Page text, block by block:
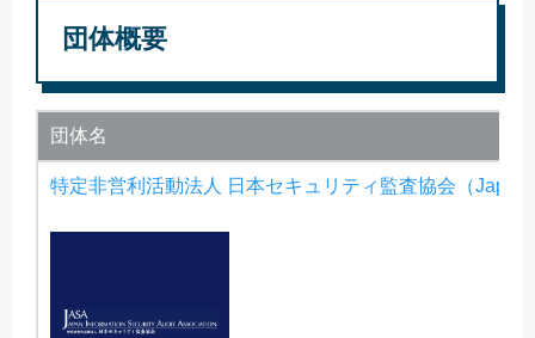
団体概要
団体名
特定非営利活動法人 日本セキュリティ監査協会（